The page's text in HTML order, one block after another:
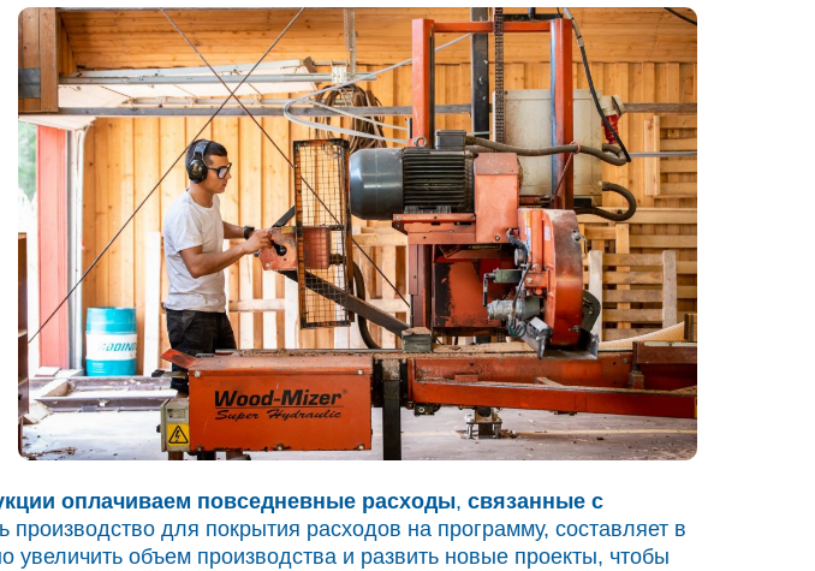
оплачиваем повседневные расходы, связанные с
для покрытия расходов на программу, составляет в
объем производства и развить новые проекты, чтобы